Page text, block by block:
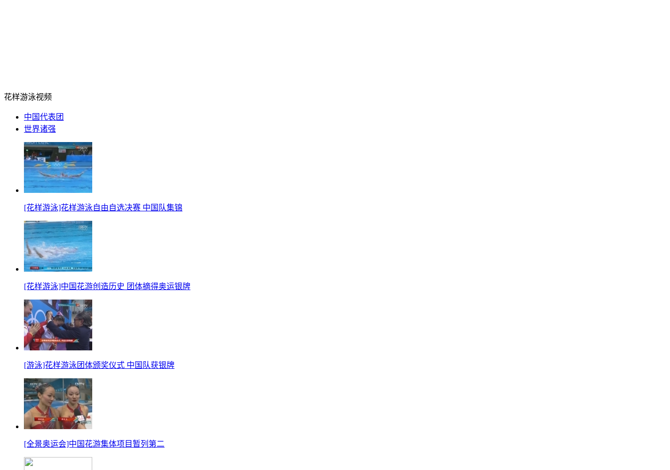
花样游泳视频
中国代表团
世界诸强
[花样游泳]花样游泳自由自选决赛 中国队集锦
[花样游泳]中国花游创造历史 团体摘得奥运银牌
[游泳]花样游泳团体颁奖仪式 中国队获银牌
[全景奥运会]中国花游集体项目暂列第二